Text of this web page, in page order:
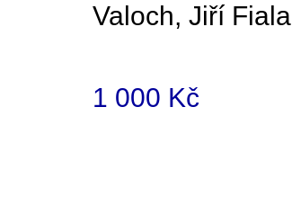
Valoch, Jiří Fiala
1 000 Kč